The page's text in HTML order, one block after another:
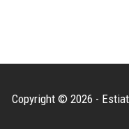
Copyright © 2026 -